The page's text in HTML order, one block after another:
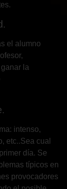
el alumno
la
intenso,
etc..Sea cual
día. Se
típicos en
provocadores